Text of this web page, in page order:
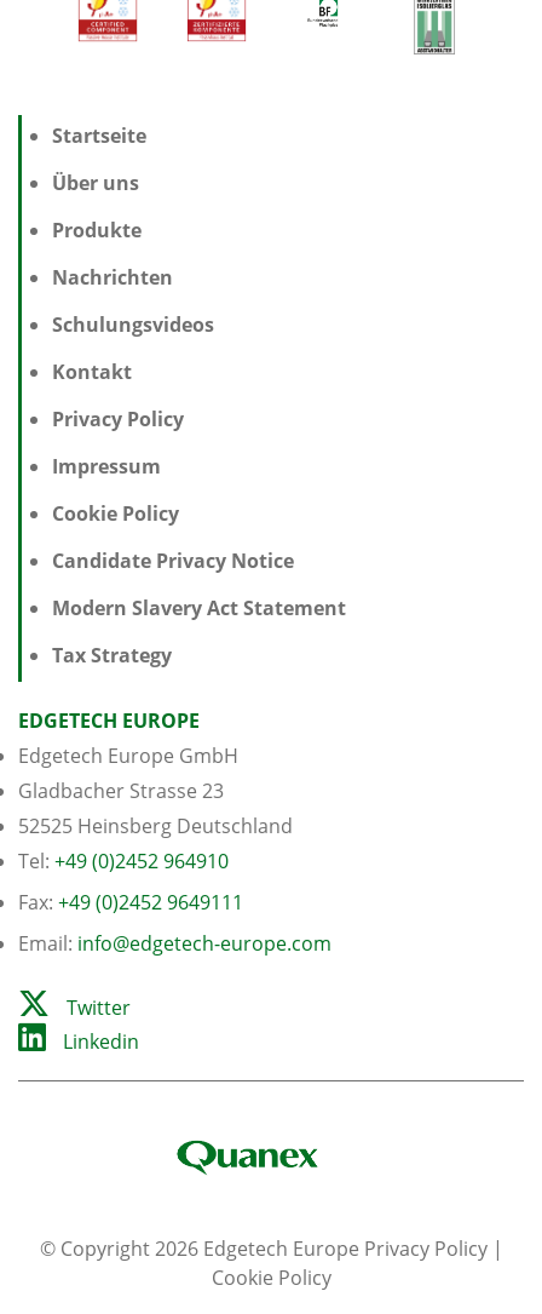
Startseite
Über uns
Produkte
Nachrichten
Schulungsvideos
Kontakt
Privacy Policy
Impressum
Cookie Policy
Candidate Privacy Notice
Modern Slavery Act Statement
Tax Strategy
EDGETECH EUROPE
Edgetech Europe GmbH
Gladbacher Strasse 23
52525 Heinsberg Deutschland
Tel: +49 (0)2452 964910
Fax: +49 (0)2452 9649111
Email: info@edgetech-europe.com
Twitter
Linkedin
© Copyright 2026 Edgetech Europe Privacy Policy |
Cookie Policy